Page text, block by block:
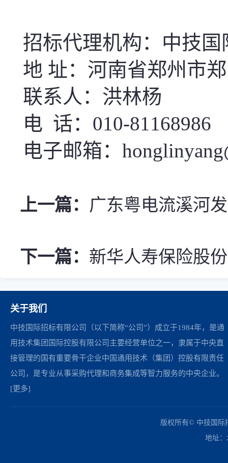
招标代理机构：中技
地 址：河南省郑州市
联系人： 洪林杨
电 话： 010-81168986
电子邮箱： honglinyang
上一篇： 广东粤电流溪河
下一篇： 新华人寿保险股
关于我们
中技国际招标有限公司（以下简称“公司”）成立于1984年，是通
用技术集团国际控股有限公司主要经营单位之一，隶属于中央直
接管理的国有重要骨干企业中国通用技术（集团）控股有限责任
公司，是专业从事采购代理和商务集成等智力服务的中央企业。
[更多]
版权所有© 中技国际
地址：